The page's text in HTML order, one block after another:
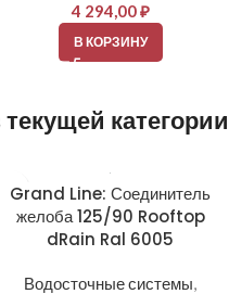
4 294,00₽
В КОРЗИНУ
категории
Grand Line: Соединитель
желоба 125/90 Rooftop
dRain Ral 6005
Водосточные системы,